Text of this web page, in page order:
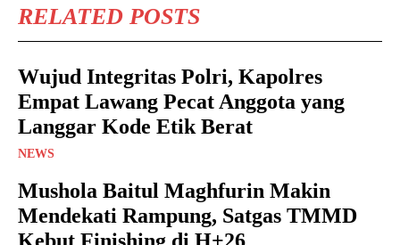
RELATED POSTS
Wujud Integritas Polri, Kapolres
Empat Lawang Pecat Anggota yang
Langgar Kode Etik Berat
NEWS
Mushola Baitul Maghfurin Makin
Mendekati Rampung, Satgas TMMD
Kebut Finishing di H+26